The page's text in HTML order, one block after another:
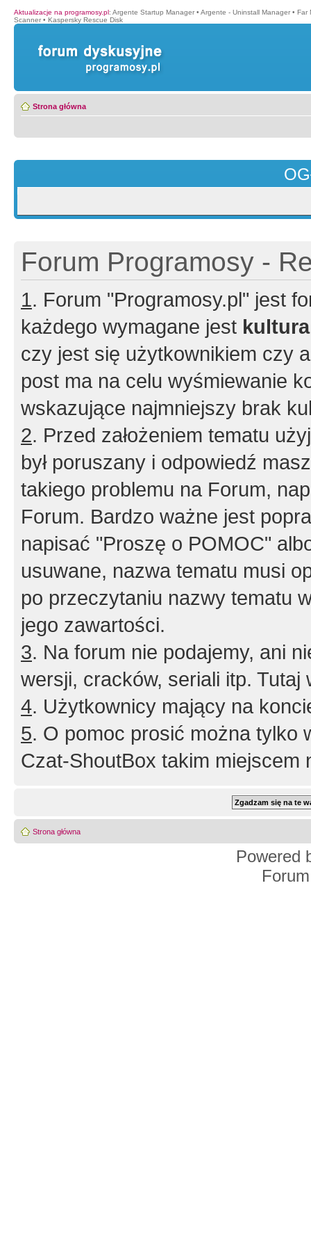
Aktualizacje na programosy.pl: Argente Startup Manager • Argente - Uninstall Manager • Far
Scanner • Kaspersky Rescue Disk
Strona główna
Forum Programosy -
1. Forum "Programosy.pl" jest
każdego wymagane jest
czy jest się użytkownikiem czy
post ma na celu wyśmiewanie
wskazujące najmniejszy brak
2. Przed założeniem tematu
był poruszany i odpowiedź
takiego problemu na Forum,
Forum. Bardzo ważne jest
napisać "Proszę o POMOC"
usuwane, nazwa tematu musi
po przeczytaniu nazwy tematu
jego zawartości.
3. Na forum nie podajemy, ani
wersji, cracków, seriali itp. Tutaj
4. Użytkownicy mający na
5. O pomoc prosić można tylko
Czat-ShoutBox takim miejscem
Strona główna
Powered